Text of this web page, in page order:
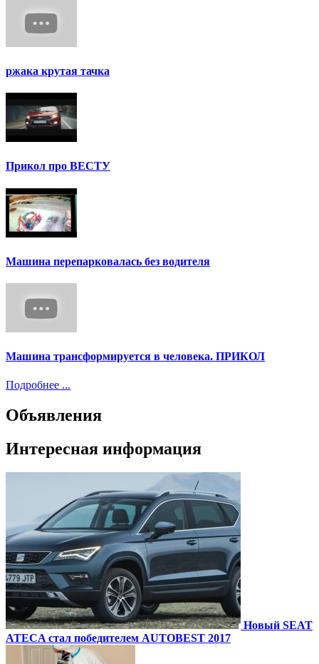
ржака крутая тачка
Прикол про ВЕСТУ
Машина перепарковалась без водителя
Машина трансформируется в человека. ПРИКОЛ
Подробнее ...
Объявления
Интересная информация
Новый SEAT
ATECA стал победителем AUTOBEST 2017